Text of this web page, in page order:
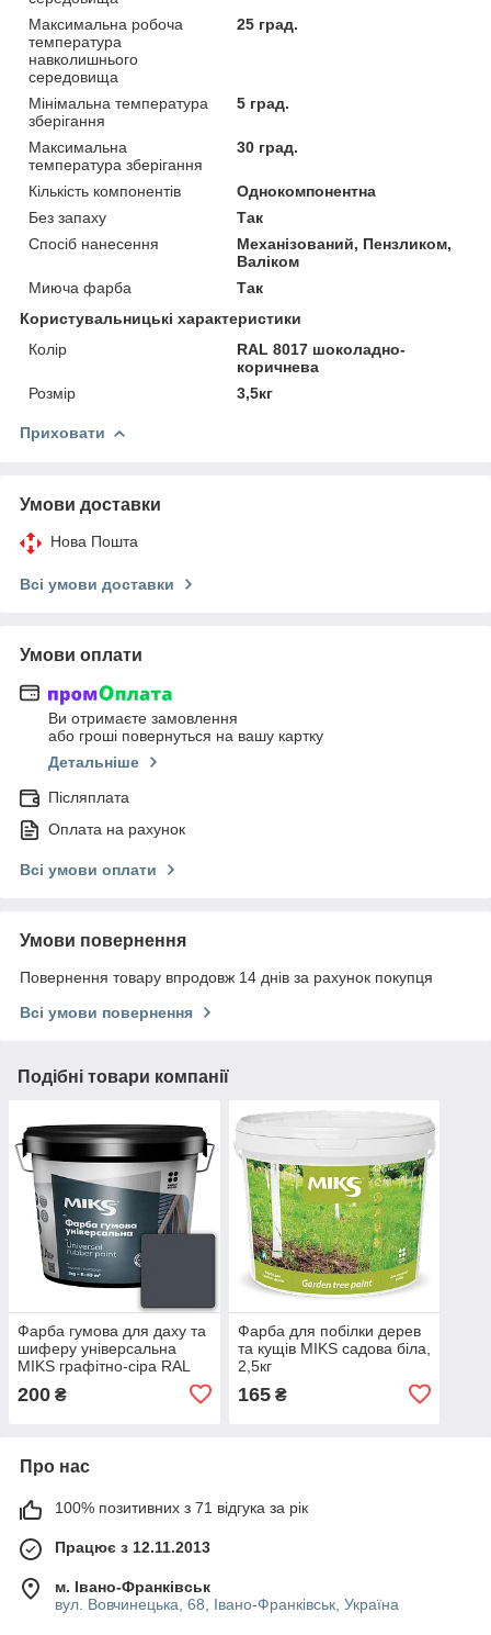
Максимальна робоча
температура
навколишнього
середовища
25 град.
Мінімальна температура
зберігання
5 град.
Максимальна
температура зберігання
30 град.
Кількість компонентів
Однокомпонентна
Без запаху
Так
Спосіб нанесення
Механізований, Пензликом,
Валіком
Миюча фарба
Так
Користувальницькі характеристики
Колір
RAL 8017 шоколадно-
коричнева
Розмір
3,5кг
Приховати
Умови доставки
Нова Пошта
Всі умови доставки
Умови оплати
Ви отримаєте замовлення
або гроші повернуться на вашу картку
Детальніше
Післяплата
Оплата на рахунок
Всі умови оплати
Умови повернення
Повернення товару впродовж 14 днів за рахунок покупця
Всі умови повернення
Подібні товари компанії
Фарба гумова для даху та
шиферу універсальна
MIKS графітно-сіра RAL
200 ₴
Фарба для побілки дерев
та кущів MIKS садова біла,
2,5кг
165₴
Про нас
100% позитивних з 71 відгука за рік
Працює з 12.11.2013
м. Івано-Франківськ
вул. Вовчинецька, 68, Івано-Франківськ, Україна